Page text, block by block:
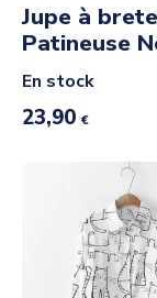
Jupe à
Patineuse
En stock
23,90 €